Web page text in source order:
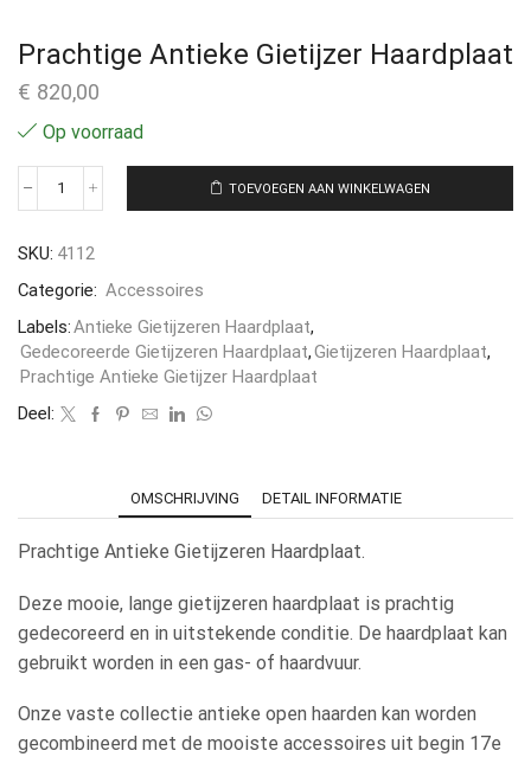
Prachtige Antieke Gietijzer Haardplaat
€ 820,00
Op voorraad
TOEVOEGEN AAN WINKELWAGEN
SKU: 4112
Categorie: Accessoires
Labels:Antieke Gietijzeren Haardplaat,
Gedecoreerde Gietijzeren Haardplaat,Gietijzeren Haardplaat,
Prachtige Antieke Gietijzer Haardplaat
Deel:
OMSCHRIJVING DETAIL INFORMATIE
Prachtige Antieke Gietijzeren Haardplaat.
Deze mooie, lange gietijzeren haardplaat is prachtig
gedecoreerd en in uitstekende conditie. De haardplaat kan
gebruikt worden in een gas- of haardvuur.
Onze vaste collectie antieke open haarden kan worden
gecombineerd met de mooiste accessoires uit begin 17e